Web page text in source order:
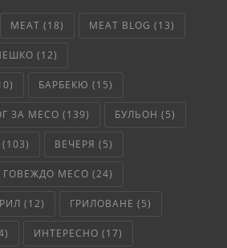
MEAT (18) MEAT BLOG (13)
(12)
БАРБЕКЮ (15)
ЗА МЕСО (139) БУЛЬОН (5)
(103) ВЕЧЕРЯ (5)
ГОВЕЖДО МЕСО (24)
(12) ГРИЛОВАНЕ (5)
ИНТЕРЕСНО (17)